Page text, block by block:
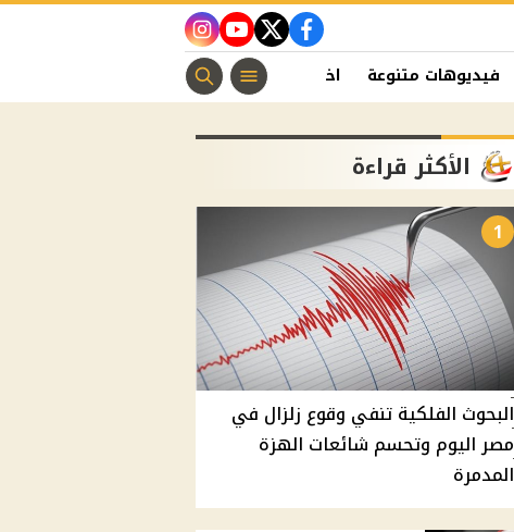
facebook
twitter
youtube
instagram
فيديوهات متنوعة اخبار الفن منوعات مسيحية
الأكثر قراءة
1
البحوث الفلكية تنفي وقوع زلزال في
مصر اليوم وتحسم شائعات الهزة
المدمرة